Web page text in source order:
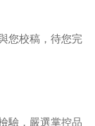
您校稿，待您完
驗，嚴選掌控品